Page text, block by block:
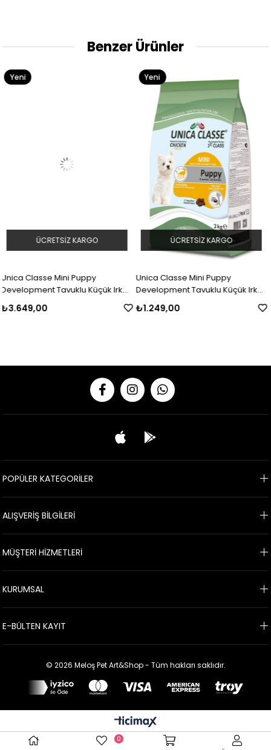
Benzer Ürünler
Irk
Unica Classe Mini Puppy
Development Tavuklu Küçük Irk
Yavru Köpek Maması 2kg
₺1.249,00
ÜCRETSIZ KARGO
Unica Classe Mini
Development Tavuklu
Yavru Köpek Maması
ÜCRETSIZ
Ürün
POPÜLER KATEGORİLER
ALIŞVERİŞ BİLGİLERİ
MÜŞTERİ HİZMETLERİ
KURUMSAL
E-BÜLTEN KAYIT
© 2026 Meloş Pet Art&Shop - Tüm hakları saklıdır.
0